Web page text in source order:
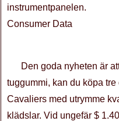
instrumentpanelen.
Consumer Data
Den goda nyheten är
tuggummi, kan du köpa
Cavaliers med utrymme
klädslar. Vid ungefär $